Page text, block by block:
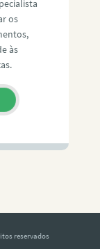
os
às
reservados